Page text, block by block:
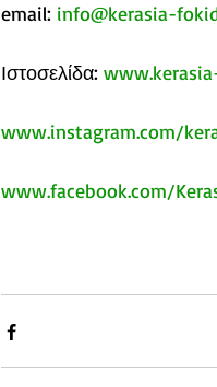
email: info@kerasia-
Ιστοσελίδα:
www.instagram.com/
www.facebook.com/